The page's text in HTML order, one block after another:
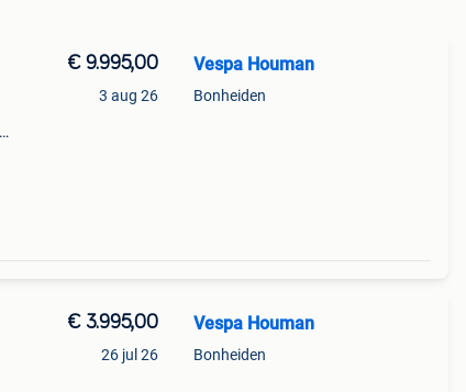
€ 9.995,00
3 aug 26
Vespa Houman
Bonheiden
€ 3.995,00
26 jul 26
Vespa Houman
Bonheiden